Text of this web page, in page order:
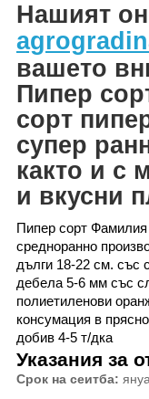
Нашият
вашето
Пипер
сорт
супер
както и с
и вкусни
Пипер сорт Фамилия
средноранно
дълги 18-22 см. със
дебела 5-6 мм със
полиетиленови
консумация в
добив 4-5 т/дка
Указания за
Срок на сеитба: